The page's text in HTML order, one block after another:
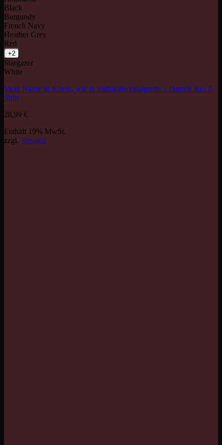
Black
Burgundy
French Navy
Heather Grey
Red
+2
Stargazer
White
Mein Name ist Kevin, wie in Süßmolkevinaigrette – Damen Bio T-
Shirt
28,99 €
Enthält 19% MwSt.
zzgl. Versand